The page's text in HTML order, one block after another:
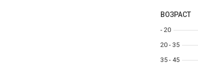
ВОЗРАСТ
- 20
20 - 35
35 - 45